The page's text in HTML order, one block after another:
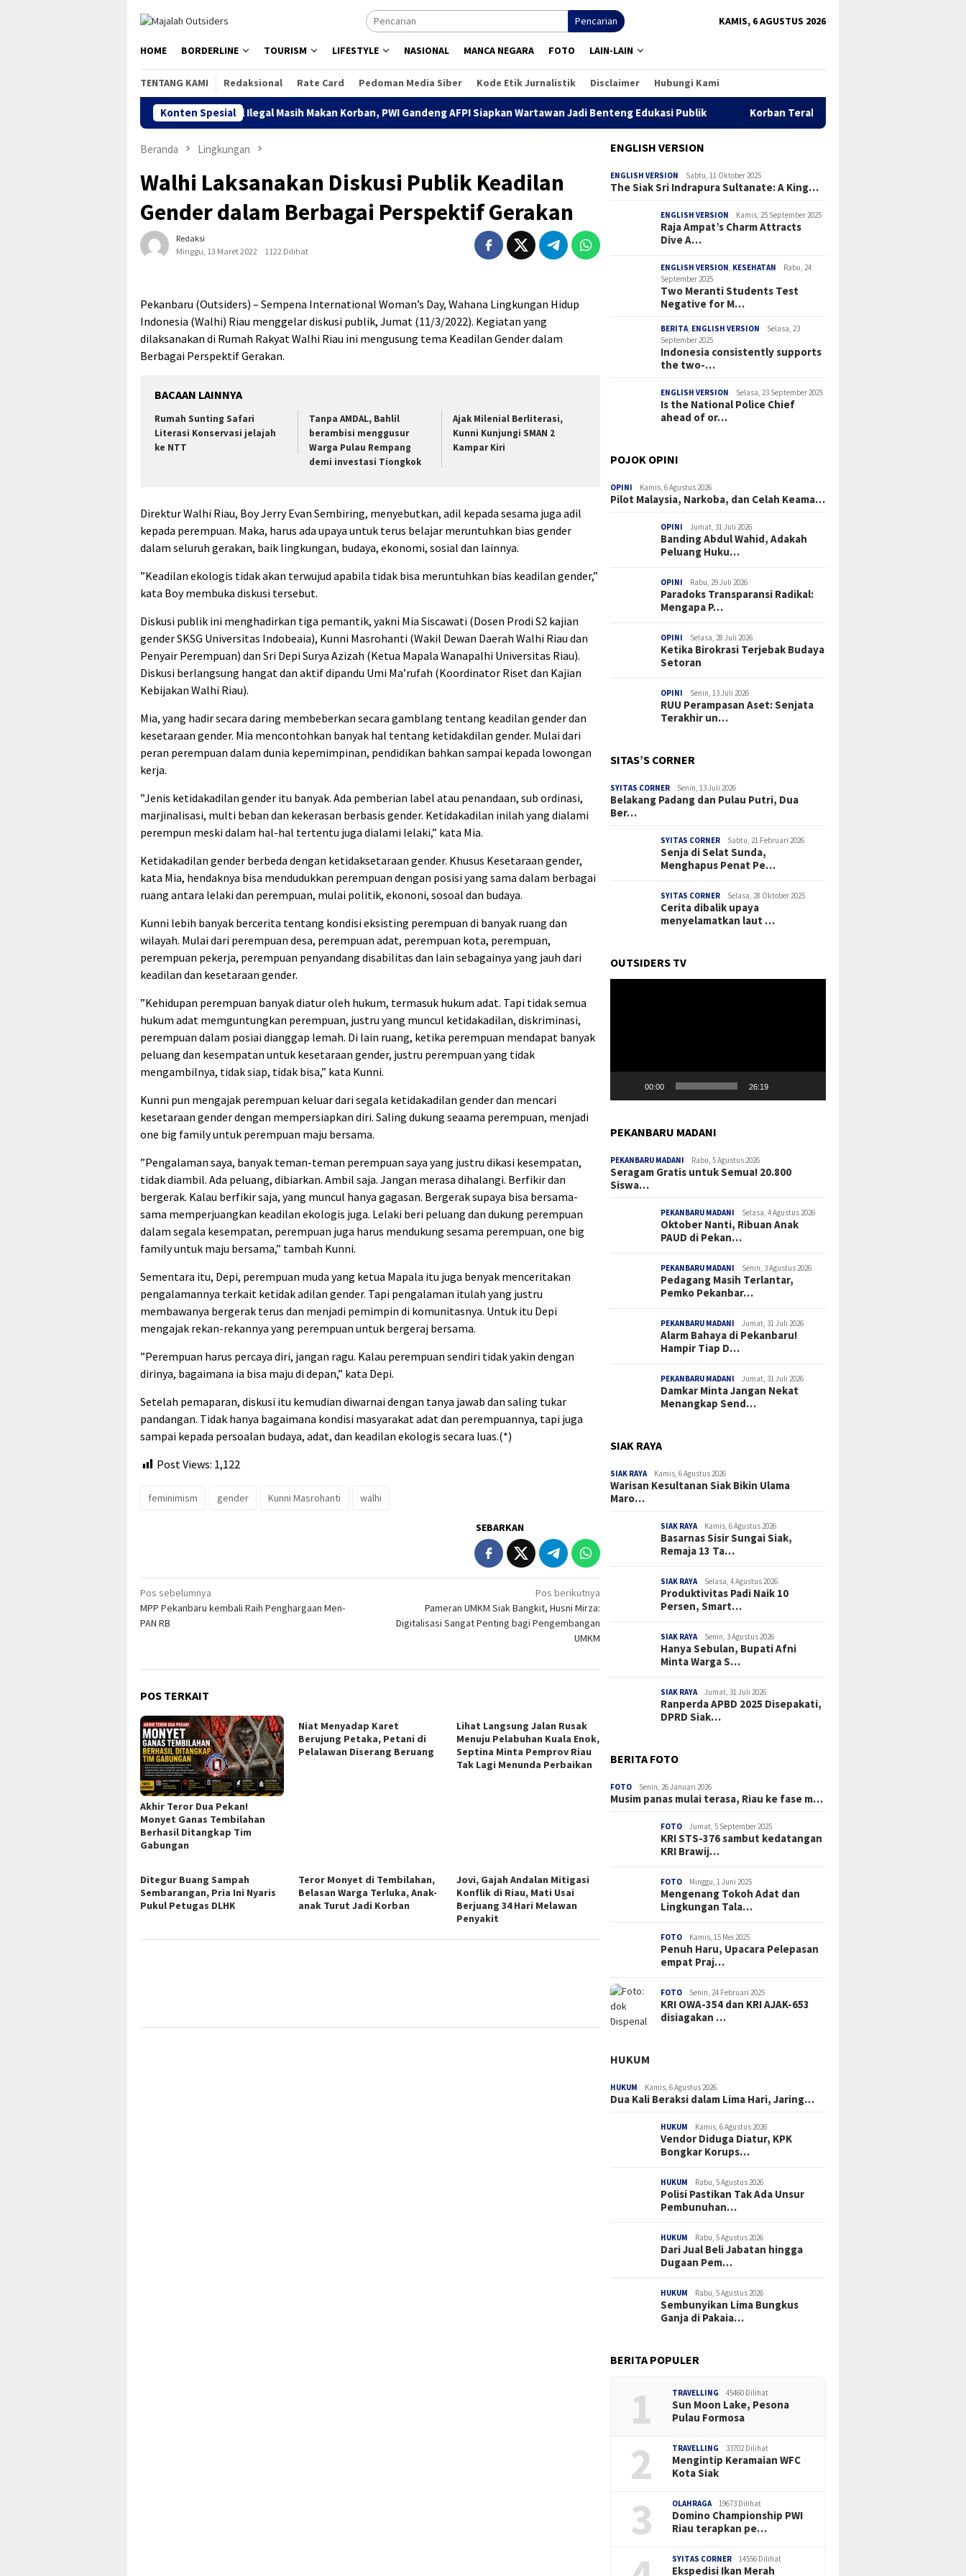
Pencarian KAMIS, 6 AGUSTUS 2026
HOME BORDERLINE TOURISM LIFESTYLE NASIONAL MANCA NEGARA FOTO LAIN-LAIN
TENTANG KAMI Redaksional Rate Card Pedoman Media Siber Kode Etik Jurnalistik Disclaimer Hubungi Kami
Konten Spesial
Pinjol Ilegal Masih Makan Korban, PWI Gandeng AFPI Siapkan Wartawan Jadi Benteng Edukasi Publik Korban Terakhir Pompong Tenggelam di Meranti
Beranda Lingkungan
Walhi Laksanakan Diskusi Publik Keadilan
Gender dalam Berbagai Perspektif Gerakan
Redaksi
Minggu, 13 Maret 2022
1122 Dilihat
Pekanbaru (Outsiders) – Sempena International Woman’s Day, Wahana Lingkungan Hidup
Indonesia (Walhi) Riau menggelar diskusi publik, Jumat (11/3/2022). Kegiatan yang
dilaksanakan di Rumah Rakyat Walhi Riau ini mengusung tema Keadilan Gender dalam
Berbagai Perspektif Gerakan.
BACAAN LAINNYA
Rumah Sunting Safari
Literasi Konservasi jelajah
ke NTT
Tanpa AMDAL, Bahlil
berambisi menggusur
Warga Pulau Rempang
demi investasi Tiongkok
Ajak Milenial Berliterasi,
Kunni Kunjungi SMAN 2
Kampar Kiri
Direktur Walhi Riau, Boy Jerry Evan Sembiring, menyebutkan, adil kepada sesama juga adil
kepada perempuan. Maka, harus ada upaya untuk terus belajar meruntuhkan bias gender
dalam seluruh gerakan, baik lingkungan, budaya, ekonomi, sosial dan lainnya.
”Keadilan ekologis tidak akan terwujud apabila tidak bisa meruntuhkan bias keadilan gender,”
kata Boy membuka diskusi tersebut.
Diskusi publik ini menghadirkan tiga pemantik, yakni Mia Siscawati (Dosen Prodi S2 kajian
gender SKSG Universitas Indobeaia), Kunni Masrohanti (Wakil Dewan Daerah Walhi Riau dan
Penyair Perempuan) dan Sri Depi Surya Azizah (Ketua Mapala Wanapalhi Universitas Riau).
Diskusi berlangsung hangat dan aktif dipandu Umi Ma’rufah (Koordinator Riset dan Kajian
Kebijakan Walhi Riau).
Mia, yang hadir secara daring membeberkan secara gamblang tentang keadilan gender dan
kesetaraan gender. Mia mencontohkan banyak hal tentang ketidakdilan gender. Mulai dari
peran perempuan dalam dunia kepemimpinan, pendidikan bahkan sampai kepada lowongan
kerja.
”Jenis ketidakadilan gender itu banyak. Ada pemberian label atau penandaan, sub ordinasi,
marjinalisasi, multi beban dan kekerasan berbasis gender. Ketidakadilan inilah yang dialami
perempun meski dalam hal-hal tertentu juga dialami lelaki,” kata Mia.
Ketidakadilan gender berbeda dengan ketidaksetaraan gender. Khusus Kesetaraan gender,
kata Mia, hendaknya bisa mendudukkan perempuan dengan posisi yang sama dalam berbagai
ruang antara lelaki dan perempuan, mulai politik, ekononi, sosoal dan budaya.
Kunni lebih banyak bercerita tentang kondisi eksisting perempuan di banyak ruang dan
wilayah. Mulai dari perempuan desa, perempuan adat, perempuan kota, perempuan,
perempuan pekerja, perempuan penyandang disabilitas dan lain sebagainya yang jauh dari
keadilan dan kesetaraan gender.
”Kehidupan perempuan banyak diatur oleh hukum, termasuk hukum adat. Tapi tidak semua
hukum adat memguntungkan perempuan, justru yang muncul ketidakadilan, diskriminasi,
perempuan dalam posiai dianggap lemah. Di lain ruang, ketika perempuan mendapat banyak
peluang dan kesempatan untuk kesetaraan gender, justru perempuan yang tidak
mengambilnya, tidak siap, tidak bisa,” kata Kunni.
Kunni pun mengajak perempuan keluar dari segala ketidakadilan gender dan mencari
kesetaraan gender dengan mempersiapkan diri. Saling dukung seaama perempuan, menjadi
one big family untuk perempuan maju bersama.
”Pengalaman saya, banyak teman-teman perempuan saya yang justru dikasi kesempatan,
tidak diambil. Ada peluang, dibiarkan. Ambil saja. Jangan merasa dihalangi. Berfikir dan
bergerak. Kalau berfikir saja, yang muncul hanya gagasan. Bergerak supaya bisa bersama-
sama memperjuangkan keadilan ekologis juga. Lelaki beri peluang dan dukung perempuan
dalam segala kesempatan, perempuan juga harus mendukung sesama perempuan, one big
family untuk maju bersama,” tambah Kunni.
Sementara itu, Depi, perempuan muda yang ketua Mapala itu juga benyak menceritakan
pengalamannya terkait ketidak adilan gender. Tapi pengalaman itulah yang justru
membawanya bergerak terus dan menjadi pemimpin di komunitasnya. Untuk itu Depi
mengajak rekan-rekannya yang perempuan untuk bergeraj bersama.
”Perempuan harus percaya diri, jangan ragu. Kalau perempuan sendiri tidak yakin dengan
dirinya, bagaimana ia bisa maju di depan,” kata Depi.
Setelah pemaparan, diskusi itu kemudian diwarnai dengan tanya jawab dan saling tukar
pandangan. Tidak hanya bagaimana kondisi masyarakat adat dan perempuannya, tapi juga
sampai kepada persoalan budaya, adat, dan keadilan ekologis secara luas.(*)
Post Views: 1,122
feminimism gender Kunni Masrohanti walhi
SEBARKAN
Navigasi
pos
Pos sebelumnya
MPP Pekanbaru kembali Raih Penghargaan Men-
PAN RB
Pos berikutnya
Pameran UMKM Siak Bangkit, Husni Mirza:
Digitalisasi Sangat Penting bagi Pengembangan
UMKM
POS TERKAIT
Akhir Teror Dua Pekan!
Monyet Ganas Tembilahan
Berhasil Ditangkap Tim
Gabungan
Niat Menyadap Karet
Berujung Petaka, Petani di
Pelalawan Diserang Beruang
Lihat Langsung Jalan Rusak
Menuju Pelabuhan Kuala Enok,
Septina Minta Pemprov Riau
Tak Lagi Menunda Perbaikan
Ditegur Buang Sampah
Sembarangan, Pria Ini Nyaris
Pukul Petugas DLHK
Teror Monyet di Tembilahan,
Belasan Warga Terluka, Anak-
anak Turut Jadi Korban
Jovi, Gajah Andalan Mitigasi
Konflik di Riau, Mati Usai
Berjuang 34 Hari Melawan
Penyakit
ENGLISH VERSION
ENGLISH VERSION Sabtu, 11 Oktober 2025
The Siak Sri Indrapura Sultanate: A King…
ENGLISH VERSION Kamis, 25 September 2025
Raja Ampat’s Charm Attracts
Dive A…
ENGLISH VERSION, KESEHATAN
Rabu, 24
September 2025
Two Meranti Students Test
Negative for M…
BERITA, ENGLISH VERSION
Selasa, 23
September 2025
Indonesia consistently supports
the two-…
ENGLISH VERSION Selasa, 23 September 2025
Is the National Police Chief
ahead of or…
POJOK OPINI
OPINI Kamis, 6 Agustus 2026
Pilot Malaysia, Narkoba, dan Celah Keama…
OPINI Jumat, 31 Juli 2026
Banding Abdul Wahid, Adakah
Peluang Huku…
OPINI Rabu, 29 Juli 2026
Paradoks Transparansi Radikal:
Mengapa P…
OPINI Selasa, 28 Juli 2026
Ketika Birokrasi Terjebak Budaya
Setoran
OPINI Senin, 13 Juli 2026
RUU Perampasan Aset: Senjata
Terakhir un…
SITAS’S CORNER
SYITAS CORNER Senin, 13 Juli 2026
Belakang Padang dan Pulau Putri, Dua
Ber…
SYITAS CORNER Sabtu, 21 Februari 2026
Senja di Selat Sunda,
Menghapus Penat Pe…
SYITAS CORNER Selasa, 28 Oktober 2025
Cerita dibalik upaya
menyelamatkan laut …
OUTSIDERS TV
00:00 26:19
PEKANBARU MADANI
PEKANBARU MADANI Rabu, 5 Agustus 2026
Seragam Gratis untuk Semua! 20.800
Siswa…
PEKANBARU MADANI Selasa, 4 Agustus 2026
Oktober Nanti, Ribuan Anak
PAUD di Pekan…
PEKANBARU MADANI Senin, 3 Agustus 2026
Pedagang Masih Terlantar,
Pemko Pekanbar…
PEKANBARU MADANI Jumat, 31 Juli 2026
Alarm Bahaya di Pekanbaru!
Hampir Tiap D…
PEKANBARU MADANI Jumat, 31 Juli 2026
Damkar Minta Jangan Nekat
Menangkap Send…
SIAK RAYA
SIAK RAYA Kamis, 6 Agustus 2026
Warisan Kesultanan Siak Bikin Ulama
Maro…
SIAK RAYA Kamis, 6 Agustus 2026
Basarnas Sisir Sungai Siak,
Remaja 13 Ta…
SIAK RAYA Selasa, 4 Agustus 2026
Produktivitas Padi Naik 10
Persen, Smart…
SIAK RAYA Senin, 3 Agustus 2026
Hanya Sebulan, Bupati Afni
Minta Warga S…
SIAK RAYA Jumat, 31 Juli 2026
Ranperda APBD 2025 Disepakati,
DPRD Siak…
BERITA FOTO
FOTO Senin, 26 Januari 2026
Musim panas mulai terasa, Riau ke fase m…
FOTO Jumat, 5 September 2025
KRI STS-376 sambut kedatangan
KRI Brawij…
FOTO Minggu, 1 Juni 2025
Mengenang Tokoh Adat dan
Lingkungan Tala…
FOTO Kamis, 15 Mei 2025
Penuh Haru, Upacara Pelepasan
empat Praj…
FOTO Senin, 24 Februari 2025
KRI OWA-354 dan KRI AJAK-653
disiagakan …
HUKUM
HUKUM Kamis, 6 Agustus 2026
Dua Kali Beraksi dalam Lima Hari, Jaring…
HUKUM Kamis, 6 Agustus 2026
Vendor Diduga Diatur, KPK
Bongkar Korups…
HUKUM Rabu, 5 Agustus 2026
Polisi Pastikan Tak Ada Unsur
Pembunuhan…
HUKUM Rabu, 5 Agustus 2026
Dari Jual Beli Jabatan hingga
Dugaan Pem…
HUKUM Rabu, 5 Agustus 2026
Sembunyikan Lima Bungkus
Ganja di Pakaia…
BERITA POPULER
1 TRAVELLING 45460 Dilihat
Sun Moon Lake, Pesona
Pulau Formosa
2 TRAVELLING 33702 Dilihat
Mengintip Keramaian WFC
Kota Siak
3 OLAHRAGA 19673 Dilihat
Domino Championship PWI
Riau terapkan pe…
SYITAS CORNER 14556 Dilihat
Ekspedisi Ikan Merah